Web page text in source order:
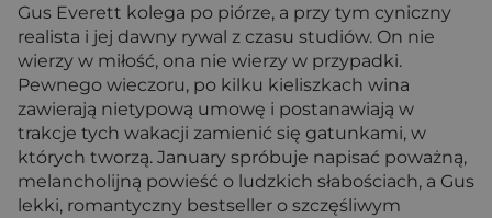
Gus Everett kolega po piórze, a przy tym cyniczny
realista i jej dawny rywal z czasu studiów. On nie
wierzy w miłość, ona nie wierzy w przypadki.
Pewnego wieczoru, po kilku kieliszkach wina
zawierają nietypową umowę i postanawiają w
trakcje tych wakacji zamienić się gatunkami, w
których tworzą. January spróbuje napisać poważną,
melancholijną powieść o ludzkich słabościach, a Gus
lekki, romantyczny bestseller o szczęśliwym